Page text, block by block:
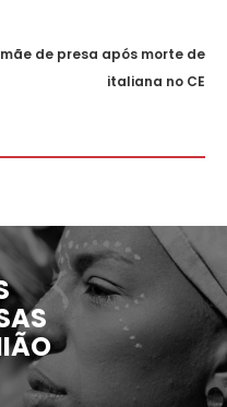
de presa após morte de
italiana no CE